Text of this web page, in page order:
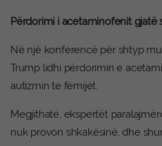
Përdorimi i acetaminofenit gjatë
Në një konferencë për shtyp
Trump lidhi përdorimin e
autizmin te fëmijët.
Megjithatë, ekspertët
nuk provon shkakësinë, dhe